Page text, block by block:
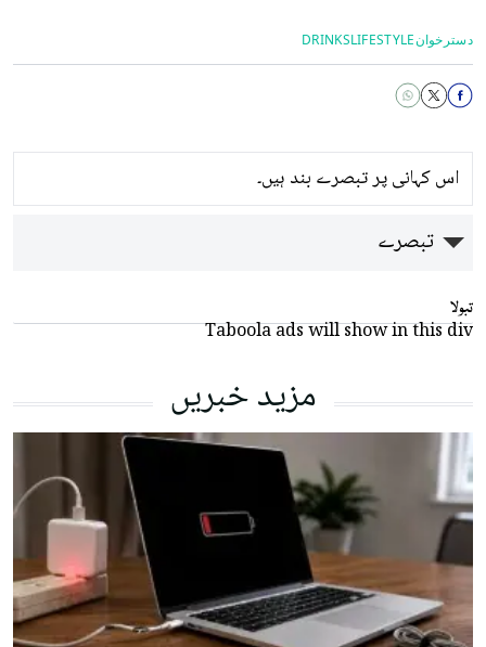
دسترخوانLIFESTYLE
DRINKS
اس کہانی پر تبصرے بند ہیں۔
تبصرے
تبولا
Taboola ads will show in this div
مزید خبریں